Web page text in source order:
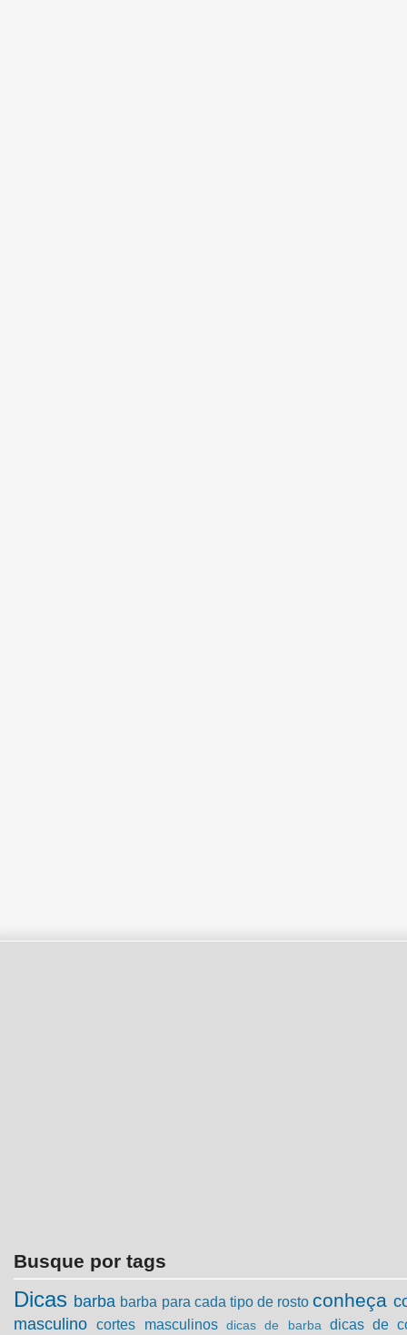
Busque por tags
Dicas barba barba para cada tipo de rosto conheça
masculino cortes masculinos dicas de barba dicas de